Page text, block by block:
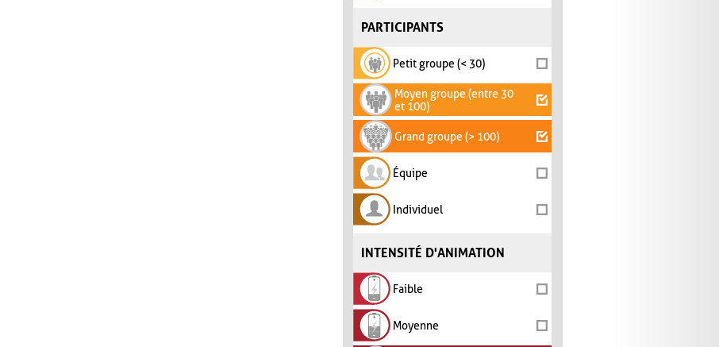
PARTICIPANTS
Petit groupe (< 30)
Moyen groupe (entre 30
et 100)
Grand groupe (> 100)
Équipe
Individuel
INTENSITÉ D'ANIMATION
Faible
Moyenne